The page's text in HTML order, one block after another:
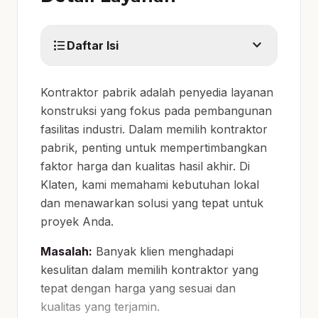
format_list_bulleted Daftar Isi expand_more
Kontraktor pabrik adalah penyedia layanan
konstruksi yang fokus pada pembangunan
fasilitas industri. Dalam memilih kontraktor
pabrik, penting untuk mempertimbangkan
faktor harga dan kualitas hasil akhir. Di
Klaten, kami memahami kebutuhan lokal
dan menawarkan solusi yang tepat untuk
proyek Anda.
Masalah: Banyak klien menghadapi
kesulitan dalam memilih kontraktor yang
tepat dengan harga yang sesuai dan
kualitas yang terjamin.